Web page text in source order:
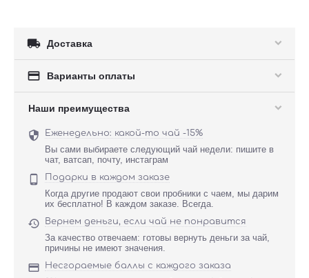
 Доставка
 Варианты оплаты
Наши преимущества
 Еженедельно: какой-то чай -15%
Вы сами выбираете следующий чай недели: пишите в
чат, ватсап, почту, инстаграм
 Подарки в каждом заказе
Когда другие продают свои пробники с чаем, мы дарим
их бесплатно! В каждом заказе. Всегда.
 Вернем деньги, если чай не понравится
За качество отвечаем: готовы вернуть деньги за чай,
причины не имеют значения.
 Несгораемые баллы с каждого заказа